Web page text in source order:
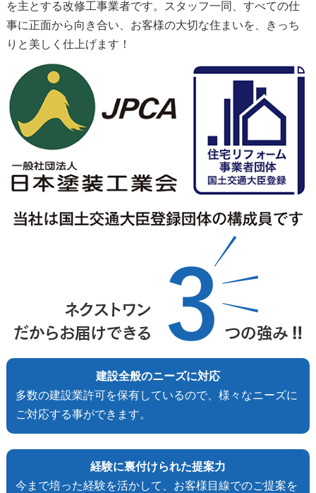
を主とする改修工事業者です。スタッフ一同、すべての仕
事に正面から向き合い、お客様の大切な住まいを、きっち
りと美しく仕上げます！
建設全般のニーズに対応
多数の建設業許可を保有しているので、様々なニーズに
ご対応する事ができます。
経験に裏付けられた提案力
今まで培った経験を活かして、お客様目線でのご提案を